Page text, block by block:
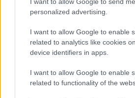
personalized advertising.
I want to allow Google to enable
related to analytics like cookies
device identifiers in apps.
I want to allow Google to enable
related to functionality of the
futbolista israelí: jugador de
esporádicos saliendo desde el
Comunio, se trata de un perfil con
temporada 25/26, condicionado por
competencia en su puesto
Además, Marcelino no tendrá una